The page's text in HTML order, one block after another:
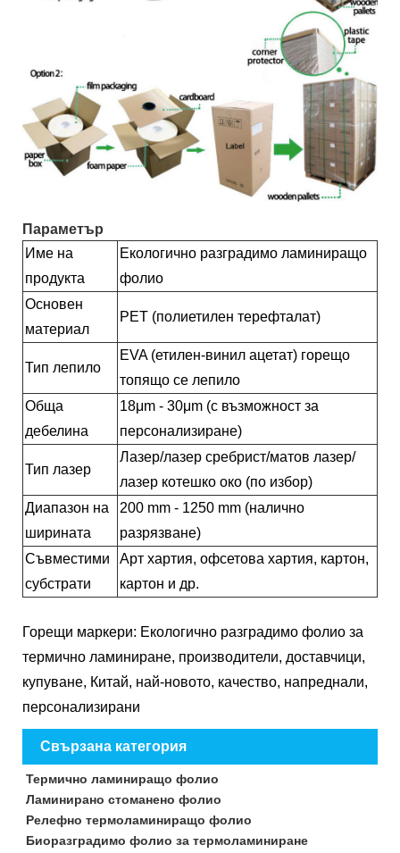
Параметър
Име на
продукта
Екологично разградимо ламиниращо
фолио
Основен
материал
PET (полиетилен терефталат)
Тип лепило
EVA (етилен-винил ацетат) горещо
топящо се лепило
Обща
дебелина
18μm - 30μm (с възможност за
персонализиране)
Тип лазер
Лазер/лазер сребрист/матов лазер/
лазер котешко око (по избор)
Диапазон на
ширината
200 mm - 1250 mm (налично
разрязване)
Съвместими
субстрати
Арт хартия, офсетова хартия, картон,
картон и др.
Горещи маркери: Екологично разградимо фолио за
термично ламиниране, производители, доставчици,
купуване, Китай, най-новото, качество, напреднали,
персонализирани
Свързана категория
Термично ламиниращо фолио
Ламинирано стоманено фолио
Релефно термоламиниращо фолио
Биоразградимо фолио за термоламиниране